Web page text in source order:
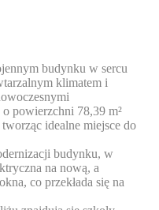
budynku w sercu
klimatem i
powierzchni 78,39 m²
idealne miejsce do
budynku, w
na nową, a
co przekłada się na